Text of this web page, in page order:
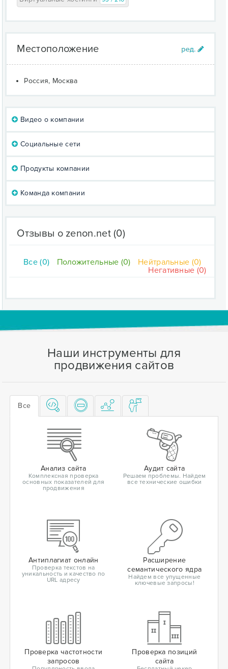
Местоположение
Россия, Москва
Видео о компании
Социальные сети
Продукты компании
Команда компании
Отзывы о zenon.net(0)
Все (0) Положительные (0)
Нейтральные (0)
Негативные (0)
Наши инструменты для
продвижения сайтов
Все
Анализ сайта
Комплексная проверка
основных показателей для
продвижения
Аудит сайта
Решаем проблемы. Найдем
все технические ошибки
Антиплагиат онлайн
Проверка текстов на
уникальность и качество по
URL адресу
Расширение
семантического ядра
Найдем все упущенные
ключевые запросы!
Проверка частотности
запросов
Проверка позиций
сайта